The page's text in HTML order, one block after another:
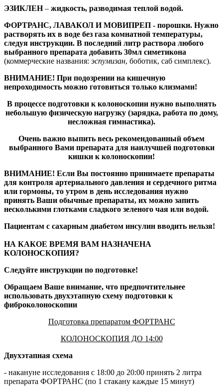
ЭЗИКЛЕН– жидкость, разводимая теплой водой.
ФОРТРАНС, ЛАВАКОЛ И МОВИПРЕП - порошки. Нужно
растворять их в воде без газа комнатной температуры,
следуя инструкции. В последний литр раствора любого
выбранного препарата добавить 30мл симетикона
(коммерческие названия: эспумизан, боботик, саб симплекс).
ВНИМАНИЕ! При подозрении на кишечную
непроходимость можно готовиться только клизмами!
В процессе подготовки к колоноскопии нужно выполнять
небольшую физическую нагрузку (зарядка, работа по дому,
несложная гимнастика).
Очень важно выпить весь рекомендованный объем
выбранного Вами препарата для наилучшей подготовки
кишки к колоноскопии!
ВНИМАНИЕ! Если Вы постоянно принимаете препараты
для контроля артериального давления и сердечного ритма
или гормоны, то утром в день исследования нужно
принять Ваши обычные препараты, их можно запить
несколькими глотками сладкого зеленого чая или водой.
Пациентам с сахарным диабетом инсулин вводить нельзя!
НА КАКОЕ ВРЕМЯ ВАМ НАЗНАЧЕНА
КОЛОНОСКОПИЯ?
Следуйте инструкции по подготовке!
Обращаем Ваше внимание, что предпочтительнее
использовать двухэтапную схему подготовки к
фиброколоноскопии
Подготовка препаратом ФОРТРАНС
КОЛОНОСКОПИЯ ДО 14:00
Двухэтапная схема
- накануне исследования с 18:00 до 20:00 принять 2 литра
препарата ФОРТРАНС (по 1 стакану каждые 15 минут)